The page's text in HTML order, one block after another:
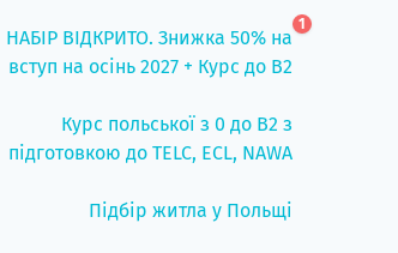
НАБІР ВІДКРИТО. Знижка 50% на
вступ на осінь 2027 + Курс до B2
1
Курс польської з 0 до B2 з
підготовкою до TELC, ECL, NAWA
Підбір житла у Польщі